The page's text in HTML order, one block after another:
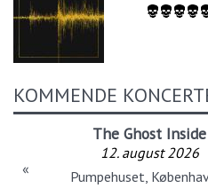
KOMMENDE
The Ghost Inside
12. august 2026
Pumpehuset,
«